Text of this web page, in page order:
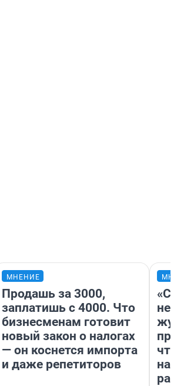
МНЕНИЕ
Продашь за 3000,
заплатишь с 4000. Что
бизнесменам готовит
новый закон о налогах
— он коснется импорта
и даже репетиторов
на
ради